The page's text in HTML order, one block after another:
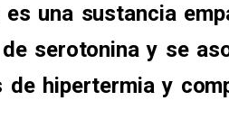
es una sustancia
de serotonina y se
de hipertermia y